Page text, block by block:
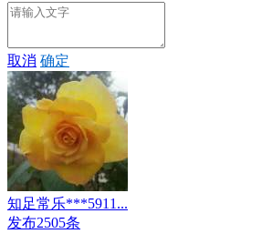
取消 确定
知足常乐***5911...
发布2505条